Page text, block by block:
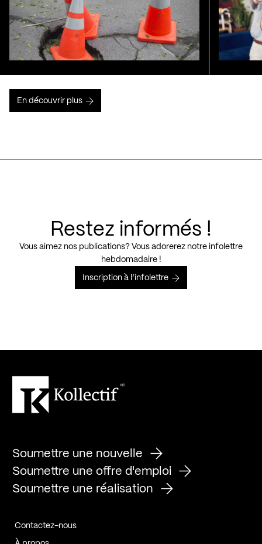
En découvrir plus
Restez informés !
Vous aimez nos publications? Vous adorerez notre infolettre
hebdomadaire !
Inscription à l’infolettre
Soumettre une nouvelle
Soumettre une offre d'emploi
Soumettre une réalisation
Contactez-nous